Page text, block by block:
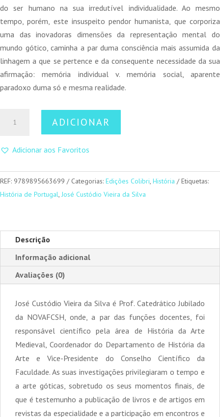
do ser humano na sua irredutível individualidade. Ao mesmo
tempo, porém, este insuspeito pendor humanista, que corporiza
uma das inovadoras dimensões da representação mental do
mundo gótico, caminha a par duma consciência mais assumida da
linhagem a que se pertence e da consequente necessidade da sua
afirmação: memória individual v. memória social, aparente
paradoxo duma só e mesma realidade.
Medieval
ADICIONAR
Adicionar aos Favoritos
REF: 9789895663699 Categorias: Edições Colibri, História
Etiquetas:
História de Portugal, José Custódio Vieira da Silva
Descrição
Informação adicional
Avaliações (0)
José Custódio Vieira da Silva é Prof. Catedrático Jubilado
da NOVAFCSH, onde, a par das funções docentes, foi
responsável científico pela área de História da Arte
Medieval, Coordenador do Departamento de História da
Arte e Vice-Presidente do Conselho Científico da
Faculdade. As suas investigações privilegiaram o tempo e
a arte góticas, sobretudo os seus momentos finais, de
que é testemunho a publicação de livros e de artigos em
revistas da especialidade e a participação em encontros e